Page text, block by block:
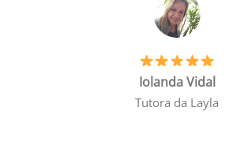
Iolanda Vidal
Tutora da Layla